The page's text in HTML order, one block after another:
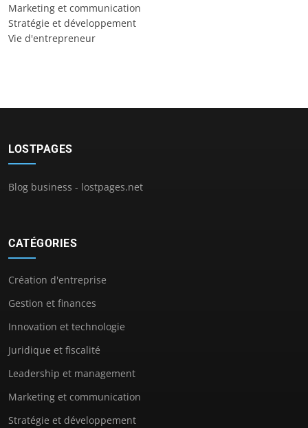
Marketing et communication
Stratégie et développement
Vie d'entrepreneur
LOSTPAGES
Blog business - lostpages.net
CATÉGORIES
Création d'entreprise
Gestion et finances
Innovation et technologie
Juridique et fiscalité
Leadership et management
Marketing et communication
Stratégie et développement